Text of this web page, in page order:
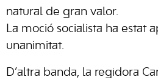
natural de gran valor.
La moció socialista ha estat
unanimitat.
D’altra banda, la regidora